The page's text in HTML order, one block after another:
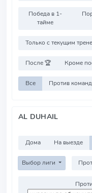
Победа в 1-
тайме
Только с текущим
После 🏆 Кроме
Все
AL DUHAIL
Дома На выезде
Выбор лиги